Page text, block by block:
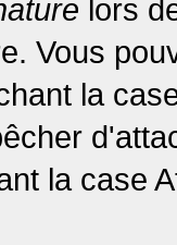
lors
Vous
la
la case